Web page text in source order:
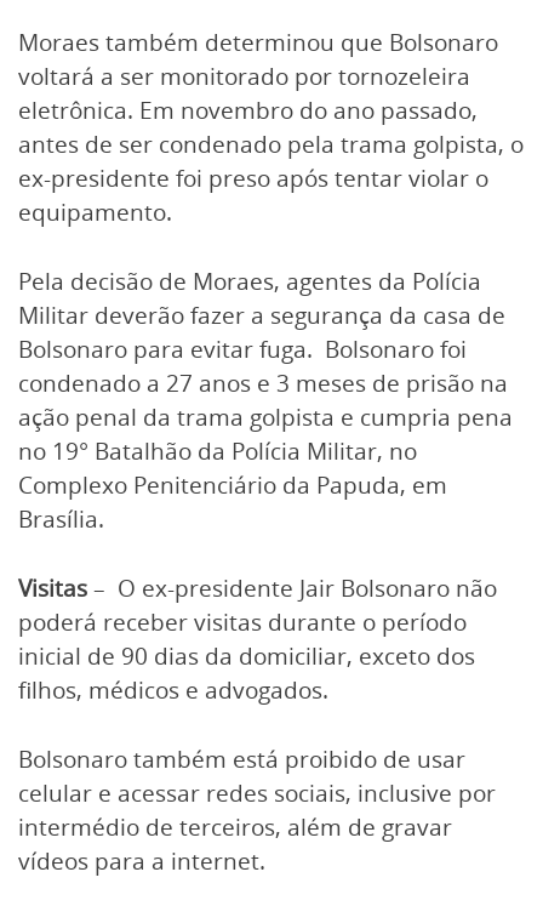
Moraes também determinou que Bolsonaro
voltará a ser monitorado por tornozeleira
eletrônica. Em novembro do ano passado,
antes de ser condenado pela trama golpista, o
ex-presidente foi preso após tentar violar o
equipamento.
Pela decisão de Moraes, agentes da Polícia
Militar deverão fazer a segurança da casa de
Bolsonaro para evitar fuga. Bolsonaro foi
condenado a 27 anos e 3 meses de prisão na
ação penal da trama golpista e cumpria pena
no 19° Batalhão da Polícia Militar, no
Complexo Penitenciário da Papuda, em
Brasília.
Visitas– O ex-presidente Jair Bolsonaro não
poderá receber visitas durante o período
inicial de 90 dias da domiciliar, exceto dos
filhos, médicos e advogados.
Bolsonaro também está proibido de usar
celular e acessar redes sociais, inclusive por
intermédio de terceiros, além de gravar
vídeos para a internet.